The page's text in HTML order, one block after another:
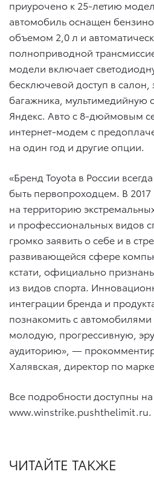
приурочено к 25-летию
автомобиль оснащен
объемом 2,0 л и
полноприводной
модели включает
бесключевой доступ в салон,
багажника, мультимедийную
Яндекс. Авто с 8-дюймовым
интернет-модем с
на один год и другие опции.
«Бренд Toyota в России
быть первопроходцем. В
на территорию
и профессиональных видов
громко заявить о себе и в
развивающейся сфере
кстати, официально
из видов спорта.
интеграции бренда и
познакомить с
молодую, прогрессивную,
аудиторию», —
Халявская, директор по
Все подробности доступны на
www.winstrike.pushthelimit.ru.
ЧИТАЙТЕ ТАКЖЕ